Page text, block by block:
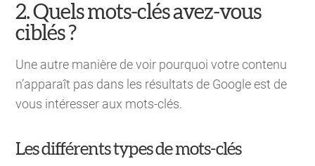
2. Quels mots-clés avez-vous
ciblés ?
Une autre manière de voir pourquoi votre contenu
n’apparaît pas dans les résultats de Google est de
vous intéresser aux mots-clés.
Les différents types de mots-clés